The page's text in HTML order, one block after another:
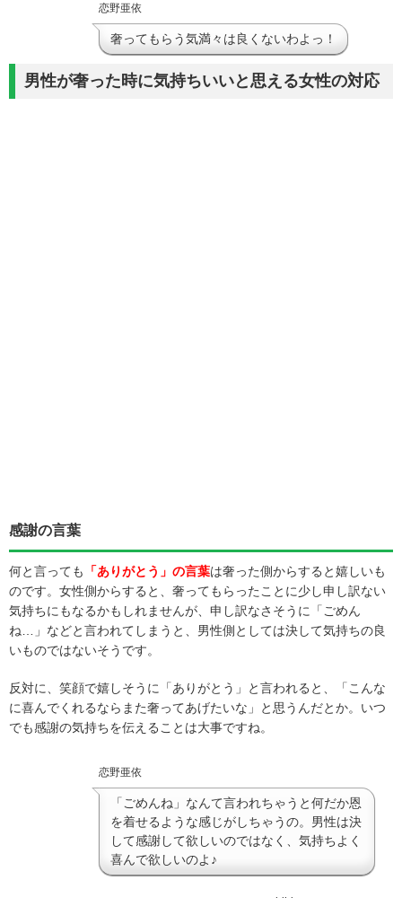
恋野亜依
奢ってもらう気満々は良くないわよっ！
男性が奢った時に気持ちいいと思える女性の対応
感謝の言葉
何と言っても 「ありがとう」の言葉は奢った側からすると嬉しいも
のです。女性側からすると、奢ってもらったことに少し申し訳ない
気持ちにもなるかもしれませんが、申し訳なさそうに「ごめん
ね…」などと言われてしまうと、男性側としては決して気持ちの良
いものではないそうです。
反対に、笑顔で嬉しそうに「ありがとう」と言われると、「こんな
に喜んでくれるならまた奢ってあげたいな」と思うんだとか。いつ
でも感謝の気持ちを伝えることは大事ですね。
恋野亜依
「ごめんね」なんて言われちゃうと何だか恩
を着せるような感じがしちゃうの。男性は決
して感謝して欲しいのではなく、気持ちよく
喜んで欲しいのよ♪